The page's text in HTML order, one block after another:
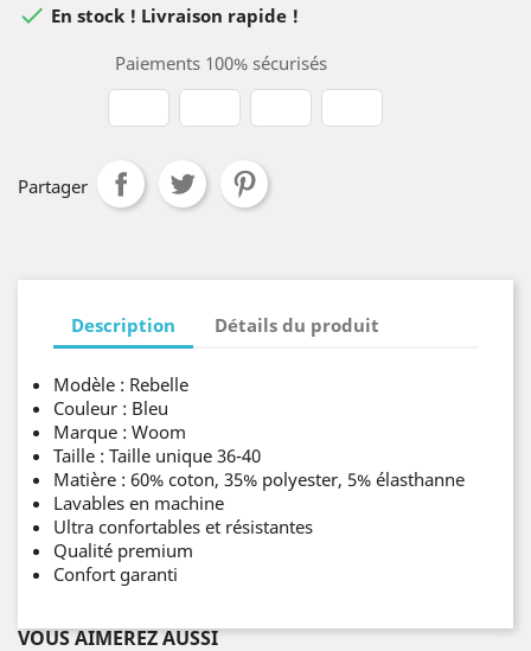
 En stock ! Livraison rapide !
Paiements 100% sécurisés
Partager
Description Détails du produit
Modèle : Rebelle
Couleur : Bleu
Marque : Woom
Taille : Taille unique 36-40
Matière : 60% coton, 35% polyester, 5% élasthanne
Lavables en machine
Ultra confortables et résistantes
Qualité premium
Confort garanti
VOUS AIMEREZ AUSSI